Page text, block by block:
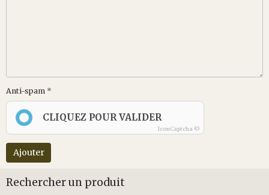
Anti-spam
CLIQUEZ POUR VALIDER
IconCaptcha ©
Ajouter
Rechercher un produit